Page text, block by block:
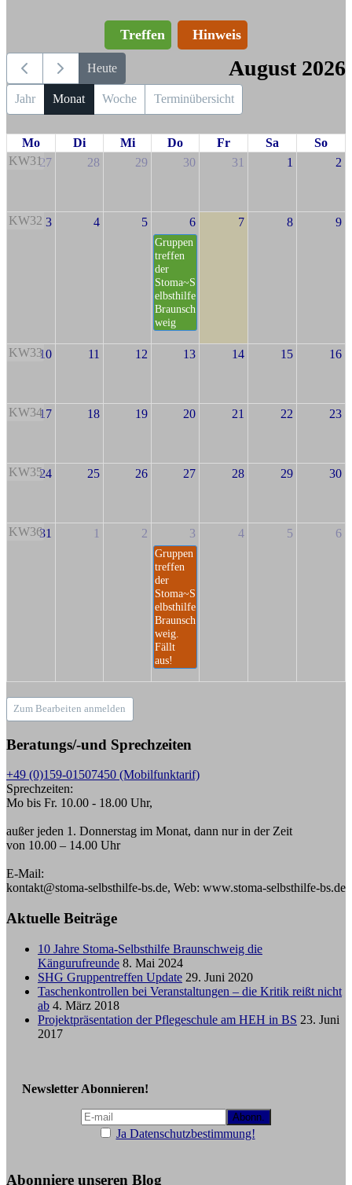
Treffen Hinweis
Heute August 2026
Jahr Monat Woche Terminübersicht
Mo Di Mi Do Fr Sa
So
KW3127 28 29 30 31 1 2
KW32 3 4 5 6
Gruppen
treffen
der
Stoma~S
elbsthilfe
Braunsch
weig
7 8 9
KW3310 11 12 13 14 15 16
KW3417 18 19 20 21 22 23
KW3524 25 26 27 28 29 30
KW3631 1 2 3
Gruppen
treffen
der
Stoma~S
elbsthilfe
Braunsch
weig.
Fällt
aus!
4 5 6
Zum Bearbeiten anmelden
Beratungs/-und Sprechzeiten
+49 (0)159-01507450 (Mobilfunktarif)
Sprechzeiten:
Mo bis Fr. 10.00 - 18.00 Uhr,
außer jeden 1. Donnerstag im Monat, dann nur in der Zeit
von 10.00 – 14.00 Uhr
E-Mail:
kontakt@stoma-selbsthilfe-bs.de, Web: www.stoma-selbsthilfe-bs.de
Aktuelle Beiträge
10 Jahre Stoma-Selbsthilfe Braunschweig die
Kängurufreunde 8. Mai 2024
SHG Gruppentreffen Update 29. Juni 2020
Taschenkontrollen bei Veranstaltungen – die Kritik reißt nicht
ab 4. März 2018
Projektpräsentation der Pflegeschule am HEH in BS 23. Juni
2017
Newsletter Abonnieren!
Ja Datenschutzbestimmung!
Abonniere unseren Blog